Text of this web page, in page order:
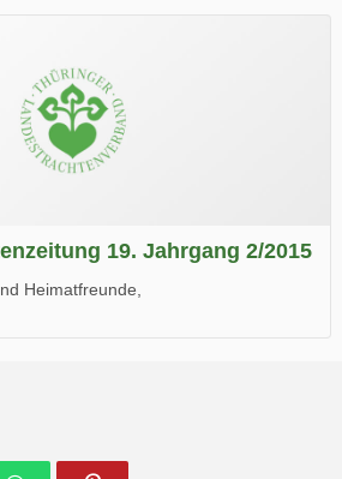
Spaß beim Lesen.
19. Jahrgang 2/2015
Heimatfreunde,